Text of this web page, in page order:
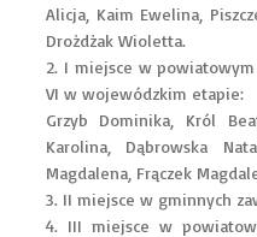
Alicja, Kaim Ewelina,
Drożdżak Wioletta.
2. I miejsce w powiatowym
VI w wojewódzkim etapie:
Grzyb Dominika, Król
Karolina, Dąbrowska
Magdalena, Frączek
3. II miejsce w gminnych
4. III miejsce w